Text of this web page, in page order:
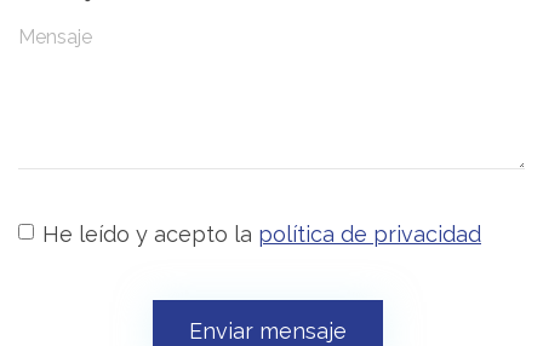
He leído y acepto la política de privacidad
Enviar mensaje